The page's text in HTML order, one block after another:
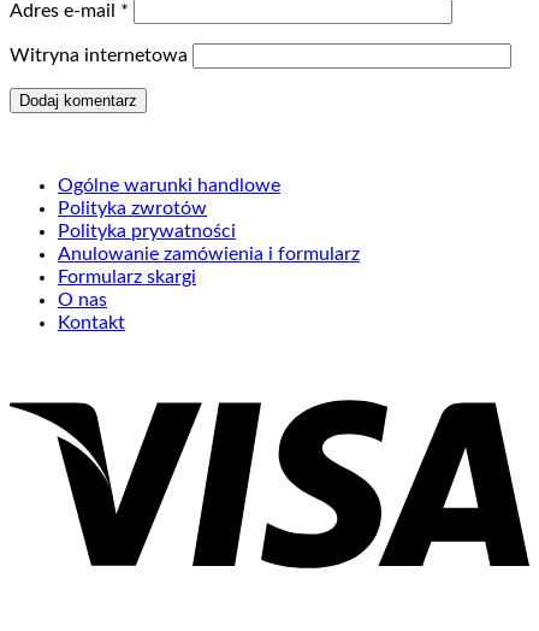
Adres e-mail *
Witryna internetowa
Ogólne warunki handlowe
Polityka zwrotów
Polityka prywatności
Anulowanie zamówienia i formularz
Formularz skargi
O nas
Kontakt